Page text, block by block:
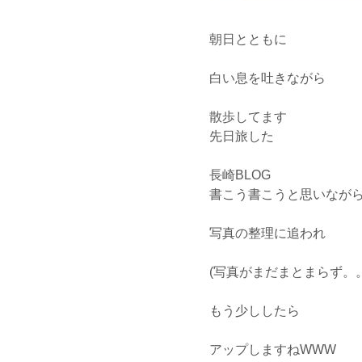
朝日とともに
白い息を吐きながら
散歩してます
先日旅した
長崎BLOG
書こう書こうと思いながら
写真の整理に追われ
(写真がまだまとまらず。
もう少ししたら
アップしますねWWW